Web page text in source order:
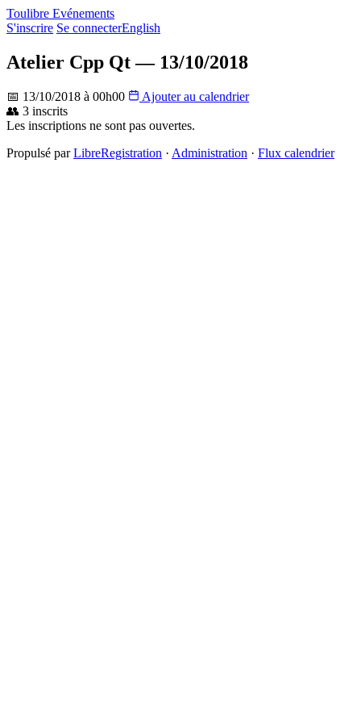
Toulibre Evénements
S'inscrire Se connecterEnglish
Atelier Cpp Qt — 13/10/2018
📅 13/10/2018 à 00h00
Ajouter au calendrier
👥 3 inscrits
Les inscriptions ne sont pas ouvertes.
Propulsé parLibreRegistration · Administration · Flux calendrier